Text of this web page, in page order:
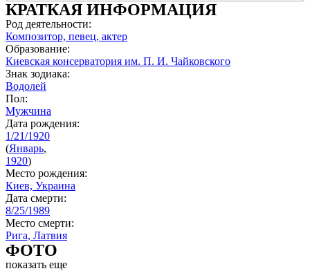
КРАТКАЯ ИНФОРМАЦИЯ
Род деятельности:
Композитор, певец, актер
Образование:
Киевская консерватория им. П. И. Чайковского
Знак зодиака:
Водолей
Пол:
Мужчина
Дата рождения:
1/21/1920
(Январь,
1920)
Место рождения:
Киев, Украина
Дата смерти:
8/25/1989
Место смерти:
Рига, Латвия
ФОТО
показать еще